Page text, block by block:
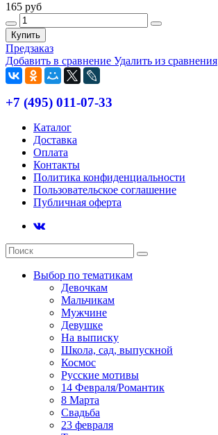
165 руб
Купить
Предзаказ
Добавить в сравнение Удалить из сравнения
+7 (495) 011-07-33
Каталог
Доставка
Оплата
Контакты
Политика конфиденциальности
Пользовательское соглашение
Публичная оферта
Выбор по тематикам
Девочкам
Мальчикам
Мужчине
Девушке
На выписку
Школа, сад, выпускной
Космос
Русские мотивы
14 Февраля/Романтик
8 Марта
Свадьба
23 февраля